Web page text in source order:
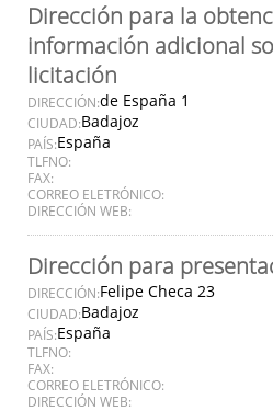
Dirección para la
información adicional
licitación
DIRECCIÓN:de España 1
CIUDAD:Badajoz
PAÍS:España
TLFNO:
FAX:
CORREO ELETRÓNICO:
DIRECCIÓN WEB:
Dirección para
DIRECCIÓN:Felipe Checa 23
CIUDAD:Badajoz
PAÍS:España
TLFNO:
FAX:
CORREO ELETRÓNICO:
DIRECCIÓN WEB: